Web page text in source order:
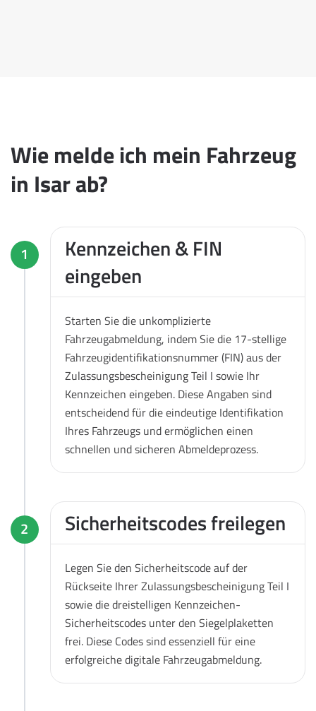
Wie melde ich mein Fahrzeug
in Isar ab?
1
Kennzeichen & FIN
eingeben
Starten Sie die unkomplizierte
Fahrzeugabmeldung, indem Sie die 17-stellige
Fahrzeugidentifikationsnummer (FIN) aus der
Zulassungsbescheinigung Teil I sowie Ihr
Kennzeichen eingeben. Diese Angaben sind
entscheidend für die eindeutige Identifikation
Ihres Fahrzeugs und ermöglichen einen
schnellen und sicheren Abmeldeprozess.
2 Sicherheitscodes freilegen
Legen Sie den Sicherheitscode auf der
Rückseite Ihrer Zulassungsbescheinigung Teil I
sowie die dreistelligen Kennzeichen-
Sicherheitscodes unter den Siegelplaketten
frei. Diese Codes sind essenziell für eine
erfolgreiche digitale Fahrzeugabmeldung.